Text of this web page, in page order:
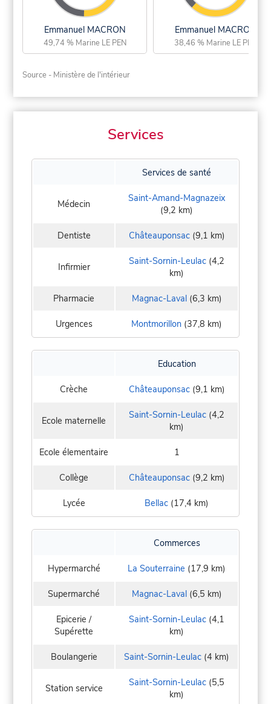
Emmanuel MACRON
49,74 % Marine LE PEN
Emmanuel MACRON
38,46 % Marine LE PEN
Source - Ministère de l'intérieur
Services
Services de santé
Médecin
Saint-Amand-Magnazeix
(9,2 km)
Dentiste Châteauponsac(9,1 km)
Infirmier Saint-Sornin-Leulac (4,2
km)
Pharmacie Magnac-Laval(6,3 km)
Urgences Montmorillon (37,8 km)
Education
Crèche Châteauponsac(9,1 km)
Ecole maternelle Saint-Sornin-Leulac (4,2
km)
Ecole élementaire 1
Collège Châteauponsac(9,2 km)
Lycée Bellac (17,4 km)
Commerces
Hypermarché La Souterraine (17,9 km)
Supermarché Magnac-Laval(6,5 km)
Epicerie /
Supérette
Saint-Sornin-Leulac (4,1
km)
Boulangerie Saint-Sornin-Leulac (4 km)
Station service Saint-Sornin-Leulac (5,5
km)